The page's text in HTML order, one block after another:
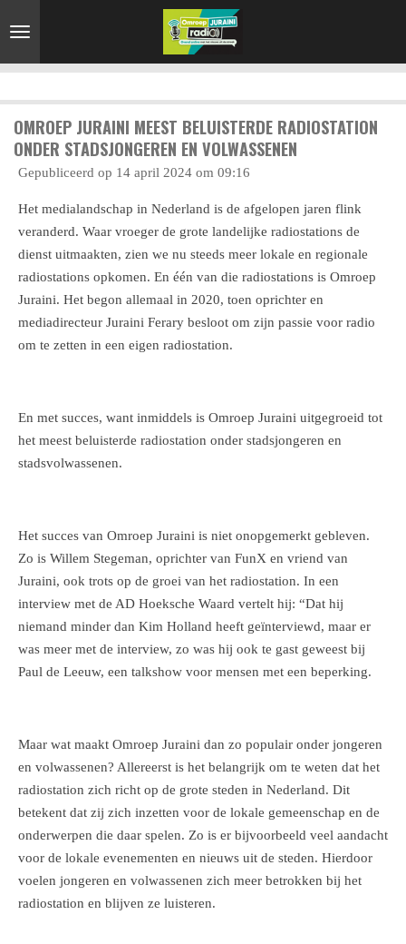
direct
naar
OMROEP JURAINI MEEST BELUISTERDE RADIOSTATION
ONDER STADSJONGEREN EN VOLWASSENEN
Gepubliceerd op 14 april 2024 om 09:16
Het medialandschap in Nederland is de afgelopen jaren flink
veranderd. Waar vroeger de grote landelijke radiostations de
dienst uitmaakten, zien we nu steeds meer lokale en regionale
radiostations opkomen. En één van die radiostations is Omroep
Juraini. Het begon allemaal in 2020, toen oprichter en
mediadirecteur Juraini Ferary besloot om zijn passie voor radio
om te zetten in een eigen radiostation.
En met succes, want inmiddels is Omroep Juraini uitgegroeid tot
het meest beluisterde radiostation onder stadsjongeren en
stadsvolwassenen.
Het succes van Omroep Juraini is niet onopgemerkt gebleven.
Zo is Willem Stegeman, oprichter van FunX en vriend van
Juraini, ook trots op de groei van het radiostation. In een
interview met de AD Hoeksche Waard vertelt hij: “Dat hij
niemand minder dan Kim Holland heeft geïnterviewd, maar er
was meer met de interview, zo was hij ook te gast geweest bij
Paul de Leeuw, een talkshow voor mensen met een beperking.
Maar wat maakt Omroep Juraini dan zo populair onder jongeren
en volwassenen? Allereerst is het belangrijk om te weten dat het
radiostation zich richt op de grote steden in Nederland. Dit
betekent dat zij zich inzetten voor de lokale gemeenschap en de
onderwerpen die daar spelen. Zo is er bijvoorbeeld veel aandacht
voor de lokale evenementen en nieuws uit de steden. Hierdoor
voelen jongeren en volwassenen zich meer betrokken bij het
radiostation en blijven ze luisteren.